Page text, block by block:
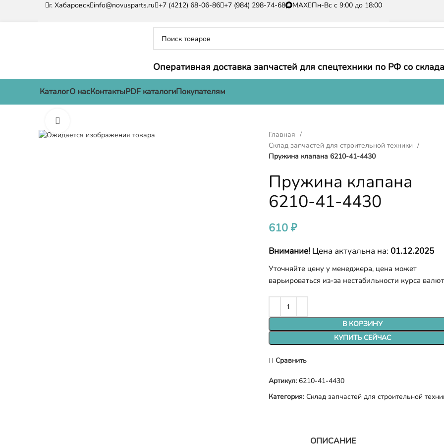
г. Хабаровск info@novusparts.ru +7 (4212) 68-06-86 +7 (984) 298-74-68 MAX Пн-Вс с 9:00 до 18:00
Оперативная доставка запчастей для спецтехники по РФ со
КаталогО насКонтактыPDF каталогиПокупателям
Главная
Склад запчастей для строительной техники
Пружина клапана 6210-41-4430
Пружина клапана
6210-41-4430
610₽
Внимание! Цена актуальна на: 01.12.2025
Уточняйте цену у менеджера, цена может
варьироваться из-за нестабильности курса
В КОРЗИНУ
КУПИТЬ СЕЙЧАС
Сравнить
Артикул: 6210-41-4430
Категория: Склад запчастей для строительной
ОПИСАНИЕ